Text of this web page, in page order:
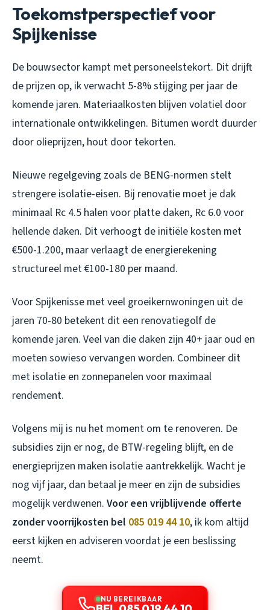
Toekomstperspectief voor
Spijkenisse
De bouwsector kampt met personeelstekort. Dit drijft
de prijzen op, ik verwacht 5-8% stijging per jaar de
komende jaren. Materiaalkosten blijven volatiel door
internationale ontwikkelingen. Bitumen wordt duurder
door olieprijzen, hout door tekorten.
Nieuwe regelgeving zoals de BENG-normen stelt
strengere isolatie-eisen. Bij renovatie moet je dak
minimaal Rc 4.5 halen voor platte daken, Rc 6.0 voor
hellende daken. Dit verhoogt de initiële kosten met
€500-1.200, maar verlaagt de energierekening
structureel met €100-180 per maand.
Voor Spijkenisse met veel groeikernwoningen uit de
jaren 70-80 betekent dit een renovatiegolf de
komende jaren. Veel van die daken zijn 40+ jaar oud en
moeten sowieso vervangen worden. Combineer dit
met isolatie en zonnepanelen voor maximaal
rendement.
Volgens mij is nu het moment om te renoveren. De
subsidies zijn er nog, de BTW-regeling blijft, en de
energieprijzen maken isolatie aantrekkelijk. Wacht je
nog vijf jaar, dan betaal je meer en zijn de subsidies
mogelijk verdwenen. Voor een vrijblijvende offerte
zonder voorrijkosten bel 085 019 44 10, ik kom altijd
eerst kijken en adviseren voordat je een beslissing
neemt.
NU BEREIKBAAR